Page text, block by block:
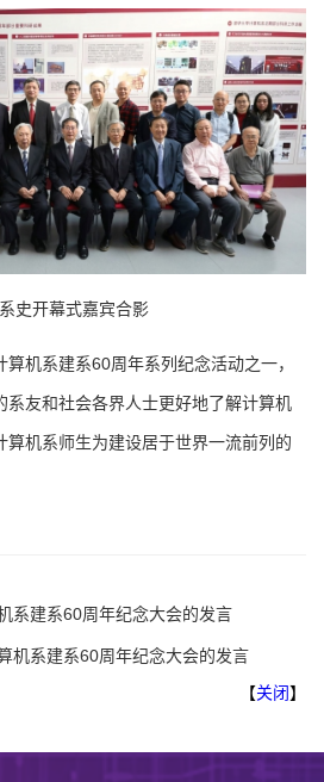
系史开幕式嘉宾合影
机系建系60周年系列纪念活动之一，
系友和社会各界人士更好地了解计算机
算机系师生为建设居于世界一流前列的
系建系60周年纪念大会的发言
机系建系60周年纪念大会的发言
【关闭】